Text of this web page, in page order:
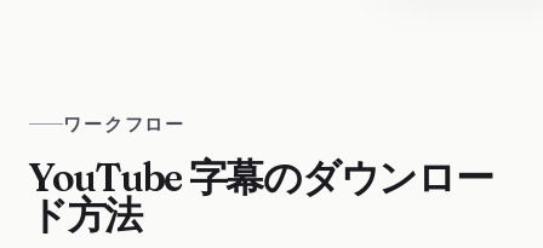
ワークフロー
YouTube 字幕のダウンロー
ド方法